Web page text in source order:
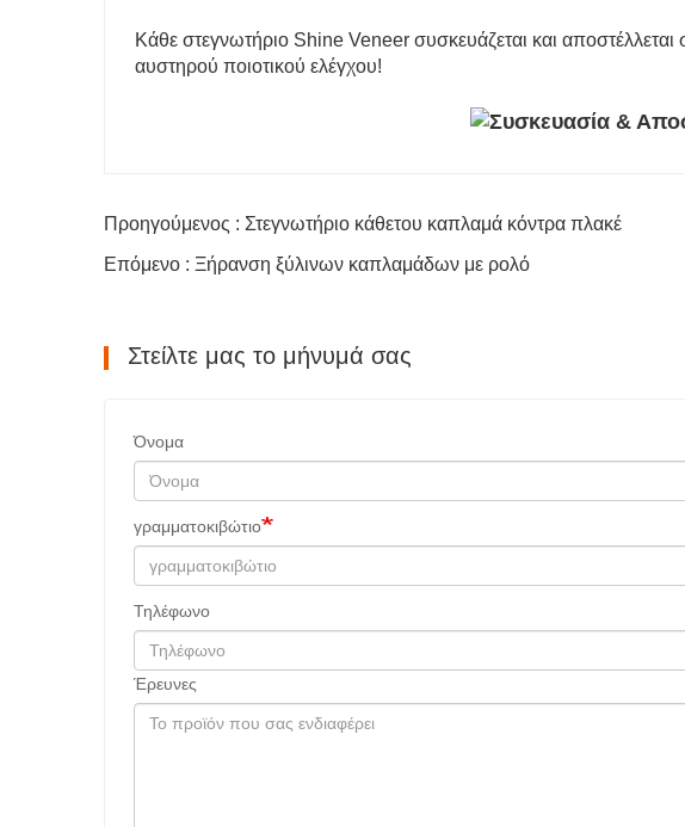
Κάθε στεγνωτήριο Shine Veneer συσκευάζεται και
αυστηρού ποιοτικού ελέγχου!
Προηγούμενος : Στεγνωτήριο κάθετου καπλαμά κόντρα πλακέ
Επόμενο : Ξήρανση ξύλινων καπλαμάδων με ρολό
Στείλτε μας το μήνυμά σας
Όνομα
γραμματοκιβώτιο
Τηλέφωνο
Έρευνες